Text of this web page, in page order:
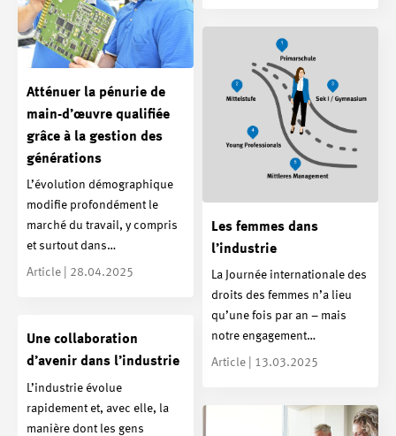
Atténuer la pénurie de
main-d’œuvre qualifiée
grâce à la gestion des
générations
L’évolution démographique
modifie profondément le
marché du travail, y compris
et surtout dans…
Article | 28.04.2025
Les femmes dans
l’industrie
La Journée internationale des
droits des femmes n’a lieu
qu’une fois par an – mais
notre engagement…
Article | 13.03.2025
Une collaboration
d’avenir dans l’industrie
L’industrie évolue
rapidement et, avec elle, la
manière dont les gens